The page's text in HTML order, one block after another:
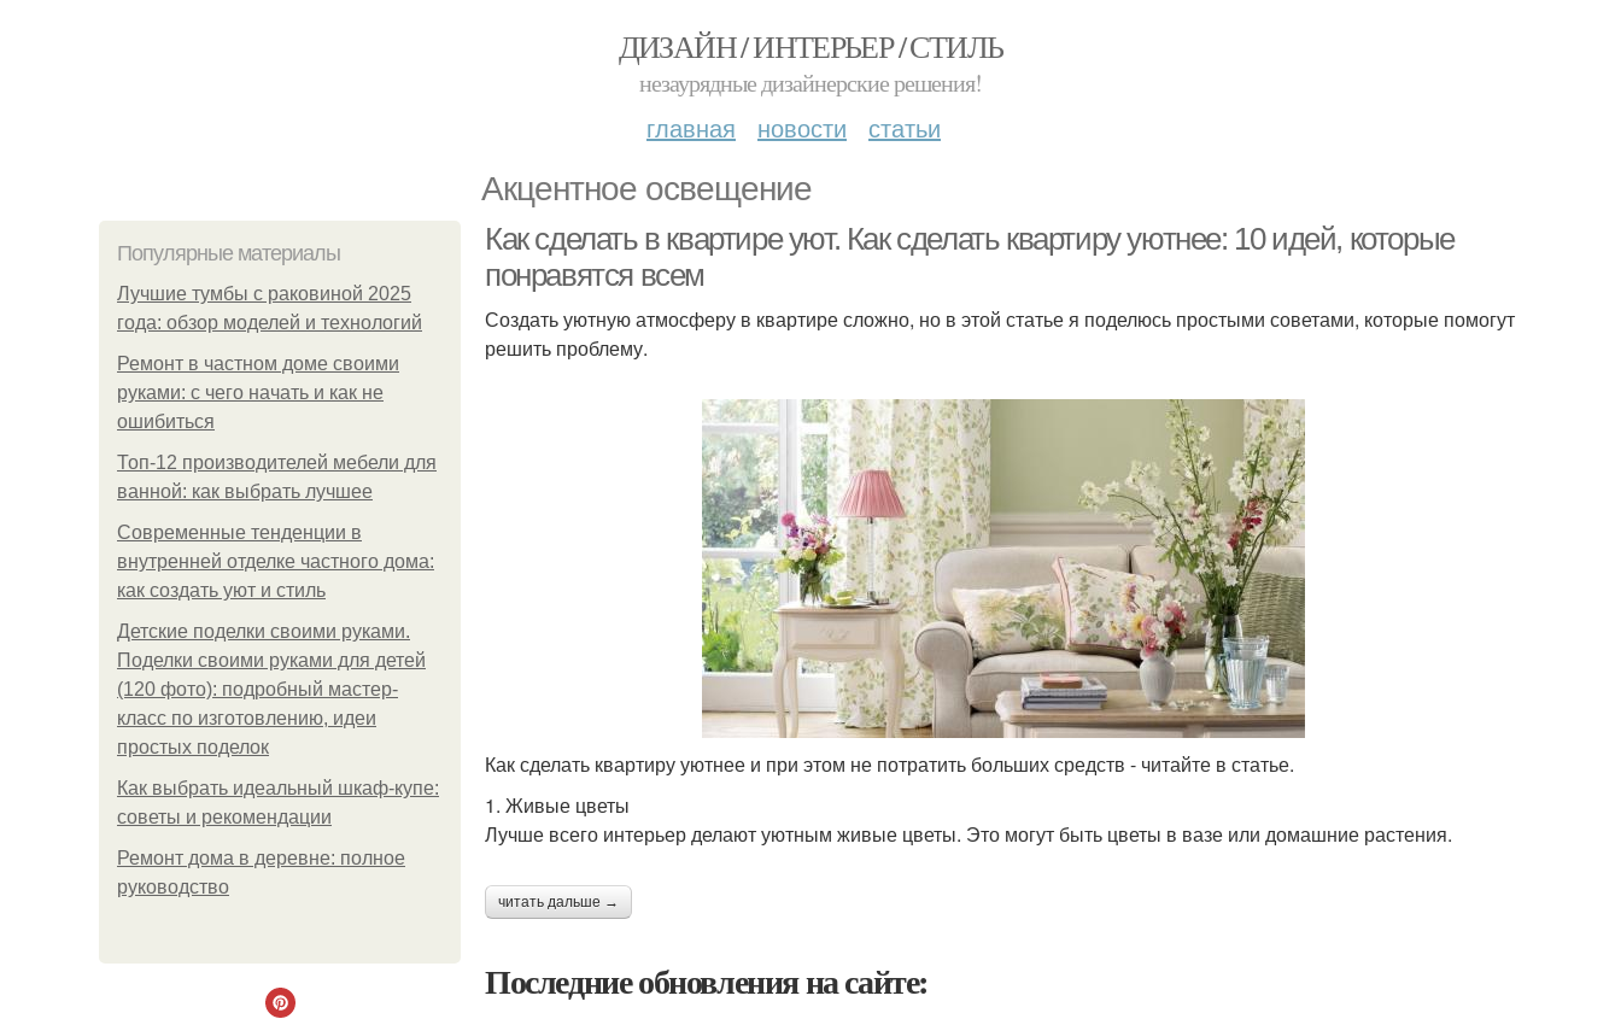
ДИЗАЙН / ИНТЕРЬЕР / СТИЛЬ
незаурядные дизайнерские решения!
главная новости статьи
Акцентное освещение
Популярные материалы
Лучшие тумбы с раковиной 2025
года: обзор моделей и технологий
Ремонт в частном доме своими
руками: с чего начать и как не
ошибиться
Топ-12 производителей мебели для
ванной: как выбрать лучшее
Современные тенденции в
внутренней отделке частного дома:
как создать уют и стиль
Детские поделки своими руками.
Поделки своими руками для детей
(120 фото): подробный мастер-
класс по изготовлению, идеи
простых поделок
Как выбрать идеальный шкаф-купе:
советы и рекомендации
Ремонт дома в деревне: полное
руководство
Как сделать в квартире уют. Как сделать квартиру уютнее: 10 идей, которые
понравятся всем
Создать уютную атмосферу в квартире сложно, но в этой статье я поделюсь простыми советами, которые помогут
решить проблему.
Как сделать квартиру уютнее и при этом не потратить больших средств - читайте в статье.
1. Живые цветы
Лучше всего интерьер делают уютным живые цветы. Это могут быть цветы в вазе или домашние растения.
читать дальше →
Последние обновления на сайте: